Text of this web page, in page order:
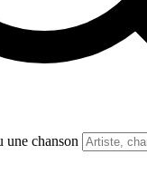
une chanson